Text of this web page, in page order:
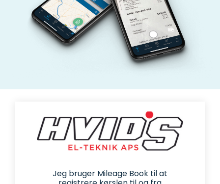
Jeg bruger Mileage Book til at